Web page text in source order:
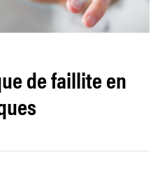
de faillite en